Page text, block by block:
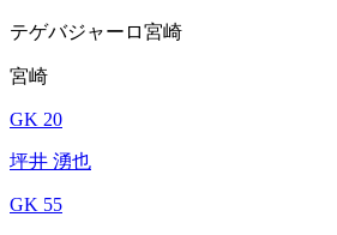
テゲバジャーロ宮崎
宮崎
GK 20
坪井 湧也
GK 55